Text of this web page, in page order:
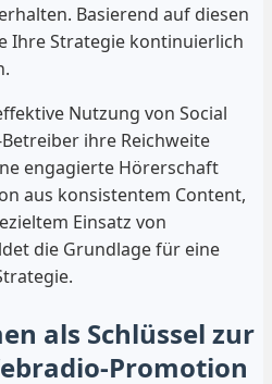
Basierend auf diesen
Ihre Strategie kontinuierlich
Nutzung von Social
ihre Reichweite
engagierte Hörerschaft
aus konsistentem Content,
Einsatz von
die Grundlage für eine
als Schlüssel zur
Promotion